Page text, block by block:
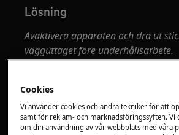
Lösning
Avaktivera apparaten och dra ut
vägguttaget före underhållsarbete.
apparater är det nödvändigt att två
dem.
Använd alltid skyddshandskar och
Cookies
Vi använder cookies och andra tekniker för att
samt för reklam- och marknadsföringssyften. Vi
om din användning av vår webbplats med våra